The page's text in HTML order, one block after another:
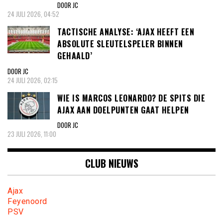
DOOR JC
24 JULI 2026, 04:52
TACTISCHE ANALYSE: ‘AJAX HEEFT EEN
ABSOLUTE SLEUTELSPELER BINNEN
GEHAALD’
DOOR JC
24 JULI 2026, 02:15
WIE IS MARCOS LEONARDO? DE SPITS DIE
AJAX AAN DOELPUNTEN GAAT HELPEN
DOOR JC
23 JULI 2026, 11:00
CLUB NIEUWS
Ajax
Feyenoord
PSV